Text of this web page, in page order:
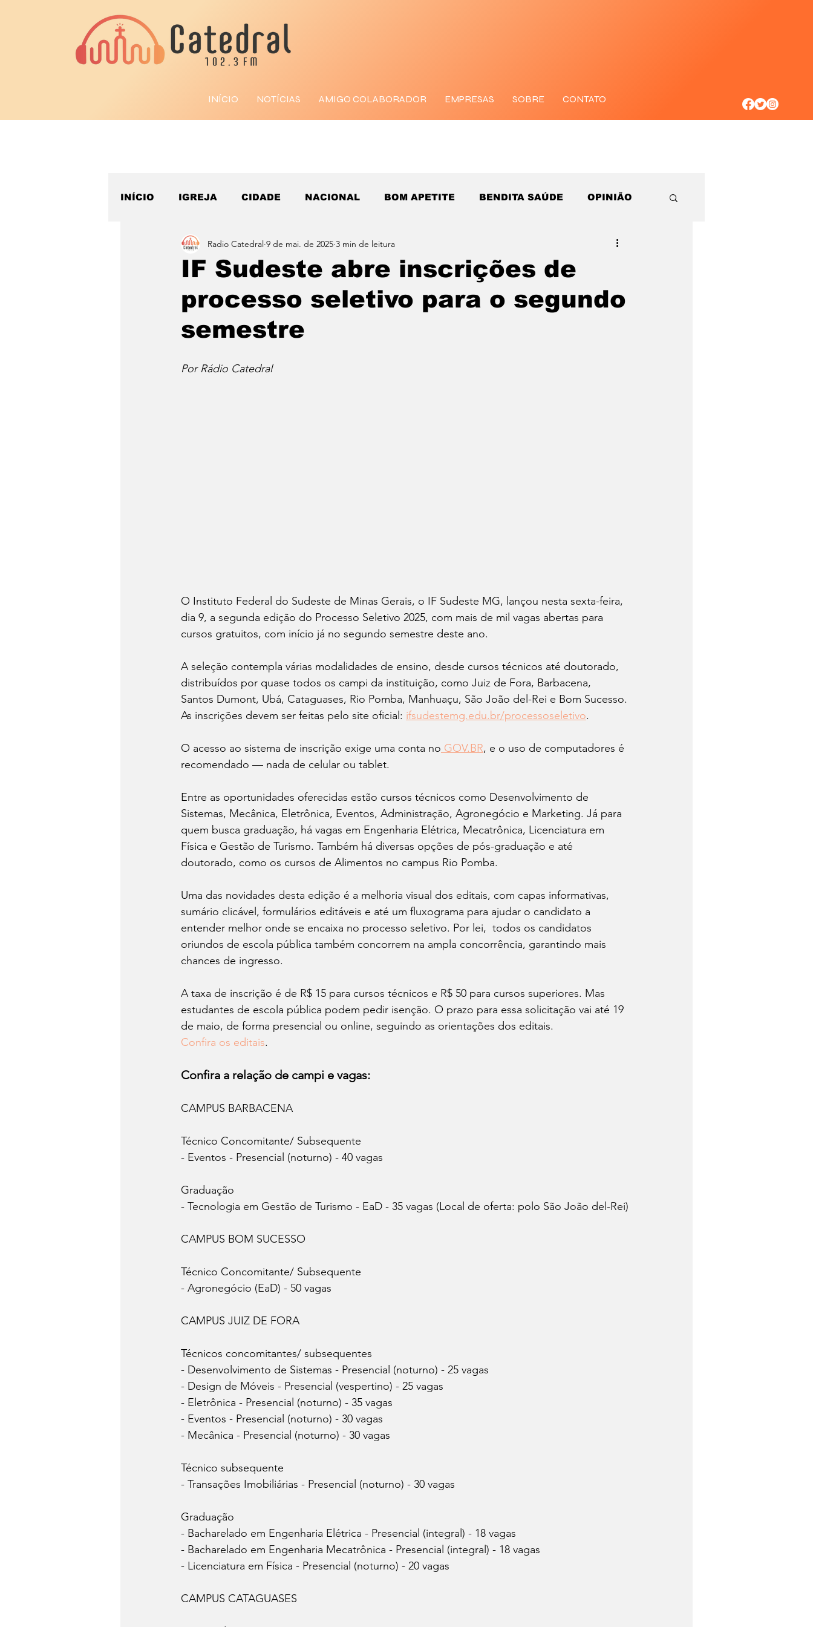
INÍCIO NOTÍCIAS AMIGO COLABORADOR EMPRESAS SOBRE CONTATO
INÍCIO IGREJA CIDADE NACIONAL BOM APETITE BENDITA SAÚDE OPINIÃO
ESPORTE
IF Sudeste abre inscrições de
processo seletivo para o segundo
semestre
Radio Catedral 9 de mai. de 2025 3 min de leitura
Por Rádio Catedral
O Instituto Federal do Sudeste de Minas Gerais, o IF Sudeste MG, lançou nesta sexta-feira,
dia 9, a segunda edição do Processo Seletivo 2025, com mais de mil vagas abertas para
cursos gratuitos, com início já no segundo semestre deste ano.
A seleção contempla várias modalidades de ensino, desde cursos técnicos até doutorado,
distribuídos por quase todos os campi da instituição, como Juiz de Fora, Barbacena,
Santos Dumont, Ubá, Cataguases, Rio Pomba, Manhuaçu, São João del-Rei e Bom Sucesso.
As inscrições devem ser feitas pelo site oficial: ifsudestemg.edu.br/processoseletivo.
O acesso ao sistema de inscrição exige uma conta no GOV.BR, e o uso de computadores é
recomendado — nada de celular ou tablet.
Entre as oportunidades oferecidas estão cursos técnicos como Desenvolvimento de
Sistemas, Mecânica, Eletrônica, Eventos, Administração, Agronegócio e Marketing. Já para
quem busca graduação, há vagas em Engenharia Elétrica, Mecatrônica, Licenciatura em
Física e Gestão de Turismo. Também há diversas opções de pós-graduação e até
doutorado, como os cursos de Alimentos no campus Rio Pomba.
Uma das novidades desta edição é a melhoria visual dos editais, com capas informativas,
sumário clicável, formulários editáveis e até um fluxograma para ajudar o candidato a
entender melhor onde se encaixa no processo seletivo. Por lei,  todos os candidatos
oriundos de escola pública também concorrem na ampla concorrência, garantindo mais
chances de ingresso.
A taxa de inscrição é de R$ 15 para cursos técnicos e R$ 50 para cursos superiores. Mas
estudantes de escola pública podem pedir isenção. O prazo para essa solicitação vai até 19
de maio, de forma presencial ou online, seguindo as orientações dos editais.
Confira os editais.
Confira a relação de campi e vagas:
CAMPUS BARBACENA
Técnico Concomitante/ Subsequente
- Eventos - Presencial (noturno) - 40 vagas
Graduação
- Tecnologia em Gestão de Turismo - EaD - 35 vagas (Local de oferta: polo São João del-Rei)
CAMPUS BOM SUCESSO
Técnico Concomitante/ Subsequente
- Agronegócio (EaD) - 50 vagas
CAMPUS JUIZ DE FORA
Técnicos concomitantes/ subsequentes
- Desenvolvimento de Sistemas - Presencial (noturno) - 25 vagas
- Design de Móveis - Presencial (vespertino) - 25 vagas
- Eletrônica - Presencial (noturno) - 35 vagas
- Eventos - Presencial (noturno) - 30 vagas
- Mecânica - Presencial (noturno) - 30 vagas
Técnico subsequente
- Transações Imobiliárias - Presencial (noturno) - 30 vagas
Graduação
- Bacharelado em Engenharia Elétrica - Presencial (integral) - 18 vagas
- Bacharelado em Engenharia Mecatrônica - Presencial (integral) - 18 vagas
- Licenciatura em Física - Presencial (noturno) - 20 vagas
CAMPUS CATAGUASES